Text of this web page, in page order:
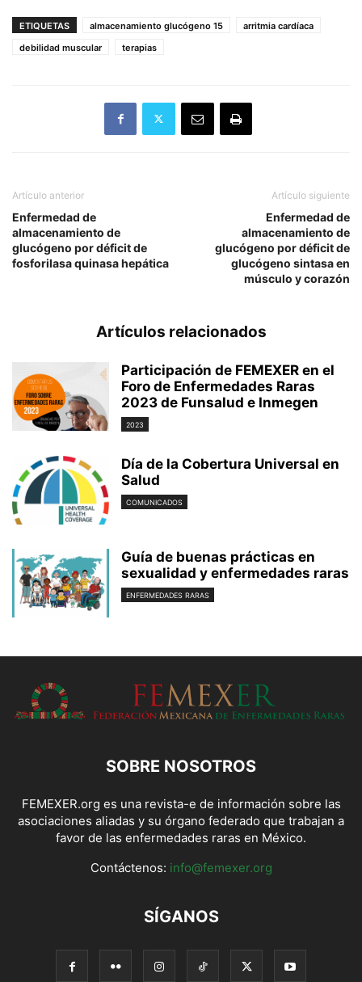
ETIQUETAS almacenamiento glucógeno 15
arritmia cardíaca
debilidad muscular
terapias
Artículo anterior
Enfermedad de
almacenamiento de
glucógeno por déficit de
fosforilasa quinasa hepática
Artículo siguiente
Enfermedad de
almacenamiento de
glucógeno por déficit de
glucógeno sintasa en
músculo y corazón
Artículos relacionados
Participación de FEMEXER en el
Foro de Enfermedades Raras
2023 de Funsalud e Inmegen
2023
Día de la Cobertura Universal en
Salud
COMUNICADOS
Guía de buenas prácticas en
sexualidad y enfermedades raras
ENFERMEDADES RARAS
SOBRE NOSOTROS
FEMEXER.org es una revista-e de información sobre las
asociaciones aliadas y su órgano federado que trabajan a
favor de las enfermedades raras en México.
Contáctenos: info@femexer.org
SÍGANOS